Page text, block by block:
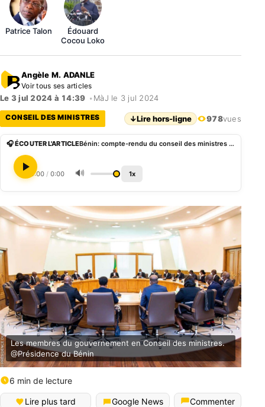
Patrice Talon
Édouard
Cocou Loko
Angèle M. ADANLE
Voir tous ses articles
Le 3 jul 2024 à 14:39 • MàJ le 3 jul 2024
CONSEIL DES MINISTRES ↓Lire hors-ligne 978vues
🎧 ÉCOUTER L'ARTICLE Bénin: compte-rendu du conseil des ministres du 3 juillet 2024
0:00 / 0:00 🔊 1x
Les membres du gouvernement en Conseil des ministres.
@Présidence du Bénin
6 min de lecture
Lire plus tard Google News
Commenter